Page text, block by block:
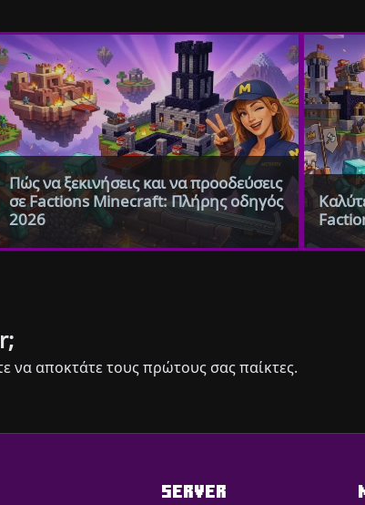
Πώς να ξεκινήσεις και να προοδεύσεις
σε Factions Minecraft: Πλήρης οδηγός
2026
να αποκτάτε τους πρώτους σας παίκτες.
SERVER